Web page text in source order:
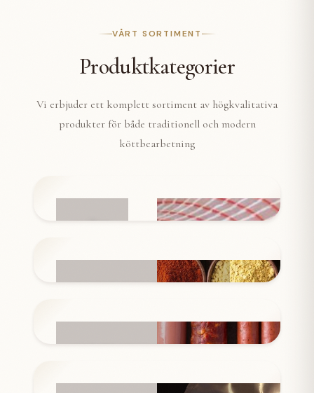
VÅRT SORTIMENT
Produktkategorier
Vi erbjuder ett komplett sortiment av högkvalitativa
produkter för både traditionell och modern
köttbearbetning